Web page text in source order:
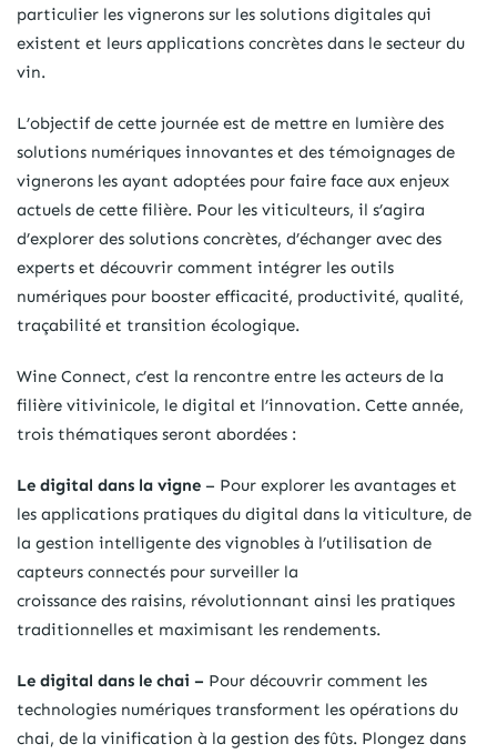
particulier les vignerons sur les solutions digitales qui
existent et leurs applications concrètes dans le secteur du
vin.
L’objectif de cette journée est de mettre en lumière des
solutions numériques innovantes et des témoignages de
vignerons les ayant adoptées pour faire face aux enjeux
actuels de cette filière. Pour les viticulteurs, il s’agira
d’explorer des solutions concrètes, d’échanger avec des
experts et découvrir comment intégrer les outils
numériques pour booster efficacité, productivité, qualité,
traçabilité et transition écologique.
Wine Connect, c’est la rencontre entre les acteurs de la
filière vitivinicole, le digital et l’innovation. Cette année,
trois thématiques seront abordées :
Le digital dans la vigne – Pour explorer les avantages et
les applications pratiques du digital dans la viticulture, de
la gestion intelligente des vignobles à l’utilisation de
capteurs connectés pour surveiller la
croissance des raisins, révolutionnant ainsi les pratiques
traditionnelles et maximisant les rendements.
Le digital dans le chai – Pour découvrir comment les
technologies numériques transforment les opérations du
chai, de la vinification à la gestion des fûts. Plongez dans